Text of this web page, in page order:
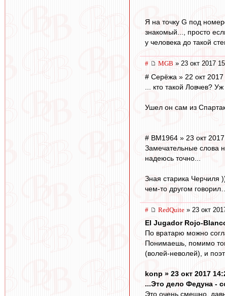
Я на точку G под
знакомый..., просто
у человека до такой
# MGB » 23 окт 2017
# Серёжа » 22 окт 2017
... кто такой Ловчев?
Ушел он сам из
# BM1964 » 23 окт
Замечательные слова
надеюсь точно...
Зная старика Черчиля
чем-то другом
# RedQuite » 23 окт
El Jugador Rojo-
По вратарю можно
Понимаешь, помимо
(волей-неволей), и
konp » 23 окт 2017
...Это дело Федуна -
Это очень смешно,